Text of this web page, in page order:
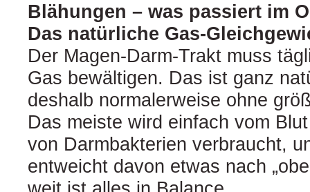
Blähungen – was passiert im
Das natürliche Gas-
Der Magen-Darm-Trakt muss
Gas bewältigen. Das ist ganz
deshalb normalerweise ohne
Das meiste wird einfach vom
von Darmbakterien verbraucht,
entweicht davon etwas nach